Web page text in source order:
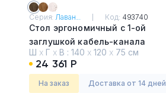
Серия:Лаван... Код: 493740
Стол эргономичный с 1-ой
заглушкой кабель-канала
Таксония темная
Ш х Г х В : 140 х 120 х 75 см
24 361 Р
На заказ Доставка от 14 дней